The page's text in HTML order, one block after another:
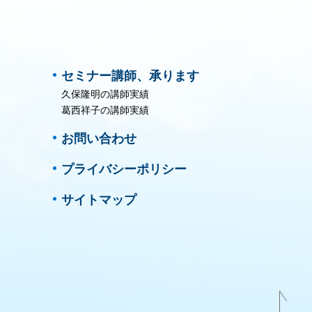
セミナー講師、承ります
久保隆明の講師実績
葛西祥子の講師実績
お問い合わせ
プライバシーポリシー
サイトマップ